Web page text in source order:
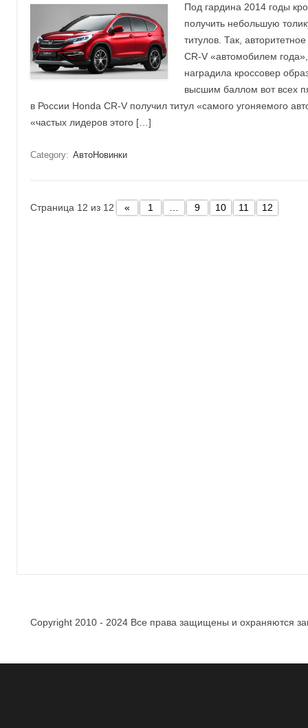
Под гардина 2014 годы
получить небольшую
титулов. Так,
CR-V «автомобилем
наградила кроссовер
высшим баллом вот всех
в России Honda CR-V получил титул «самого угоняемого
«частых лидеров этого […]
Category: АвтоНовинки
Страница 12 из 12 « 1 9 10 11 12
Copyright 2010 - 2024 Все права защищены и охраняются